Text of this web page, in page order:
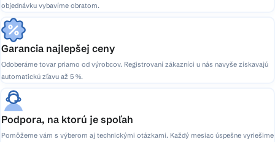
objednávku vybavíme obratom.
Garancia najlepšej ceny
Odoberáme tovar priamo od výrobcov. Registrovaní zákazníci u nás navyše získavajú
automatickú zľavu až 5 %.
Podpora, na ktorú je spoľah
Pomôžeme vám s výberom aj technickými otázkami. Každý mesiac úspešne vyriešime